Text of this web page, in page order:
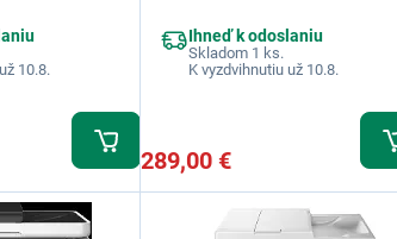
USB
10.8.
C13T00S64A, pripojenie USB, displej
Ihneď k odoslaniu
Skladom 1 ks.
K vyzdvihnutiu už 10.8.
289,00 €